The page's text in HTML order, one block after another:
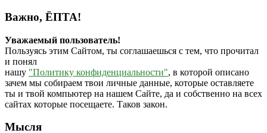
Важно, ЁПТА!
Уважаемый пользователь!
Пользуясь этим Сайтом, ты соглашаешься с тем, что прочитал
и понял
нашу "Политику конфиденциальности", в которой описано
зачем мы собираем твои личные данные, которые оставляете
ты и твой компьютер на нашем Сайте, да и собственно на всех
сайтах которые посещаете. Таков закон.
Мысля